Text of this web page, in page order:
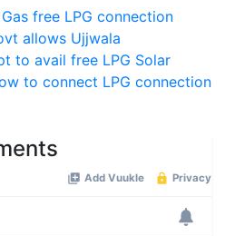
free LPG connection
allows Ujjwala
to avail free LPG Solar
to connect LPG connection